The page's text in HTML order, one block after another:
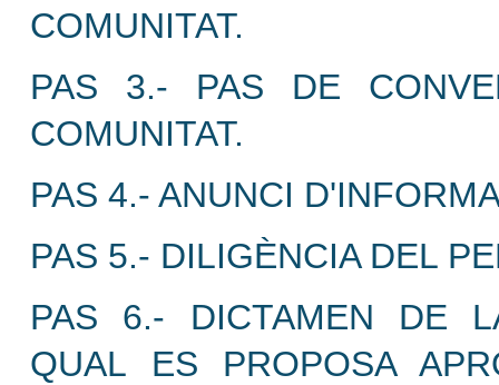
COMUNITAT.
PAS 3.- PAS DE
COMUNITAT.
PAS 4.- ANUNCI
PAS 5.- DILIGÈNCIA DEL
PAS 6.- DICTAMEN DE
QUAL ES PROPOSA